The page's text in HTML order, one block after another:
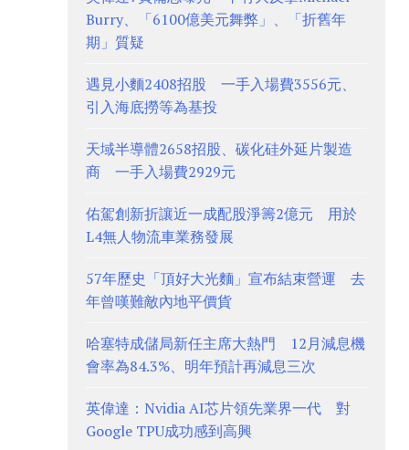
Burry、「6100億美元舞弊」、「折舊年
期」質疑
遇見小麵2408招股 一手入場費3556元、
引入海底撈等為基投
天域半導體2658招股、碳化硅外延片製造
商 一手入場費2929元
佑駕創新折讓近一成配股淨籌2億元 用於
L4無人物流車業務發展
57年歷史「頂好大光麵」宣布結束營運 去
年曾嘆難敵內地平價貨
哈塞特成儲局新任主席大熱門 12月減息機
會率為84.3%、明年預計再減息三次
英偉達：Nvidia AI芯片領先業界一代 對
Google TPU成功感到高興